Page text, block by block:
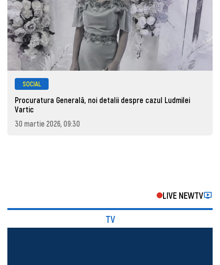
SOCIAL
Procuratura Generală, noi detalii despre cazul Ludmilei
Vartic
30 martie 2026, 09:30
LIVE NEWTV
TV